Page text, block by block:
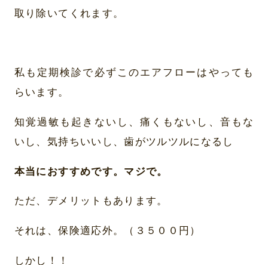
取り除いてくれます。
私も定期検診で必ずこのエアフローはやっても
らいます。
知覚過敏も起きないし、痛くもないし、音もな
いし、気持ちいいし、歯がツルツルになるし
本当におすすめです。マジで。
ただ、デメリットもあります。
それは、保険適応外。（３５００円）
しかし！！